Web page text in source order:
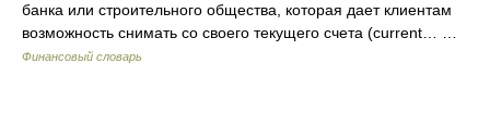
банка или строительного общества, которая дает клиентам
возможность снимать со своего текущего счета (current… …
Финансовый словарь